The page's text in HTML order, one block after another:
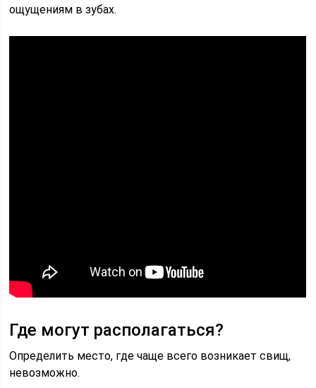
ощущениям в зубах.
Где могут располагаться?
Определить место, где чаще всего возникает свищ,
невозможно.